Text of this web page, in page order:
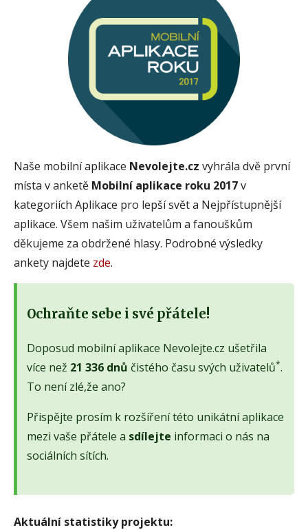
Naše mobilní aplikace Nevolejte.cz vyhrála dvě první
místa v anketě Mobilní aplikace roku 2017v
kategoriích Aplikace pro lepší svět a Nejpřístupnější
aplikace. Všem našim uživatelům a fanouškům
děkujeme za obdržené hlasy. Podrobné výsledky
ankety najdete zde.
Ochraňte sebe i své přátele!
Doposud mobilní aplikace Nevolejte.cz ušetřila
více než 21 336 dnů čistého času svých uživatelů*.
To není zlé,že ano?
Přispějte prosím k rozšíření této unikátní aplikace
mezi vaše přátele a sdílejte informaci o nás na
sociálních sítích.
Aktuální statistiky projektu: